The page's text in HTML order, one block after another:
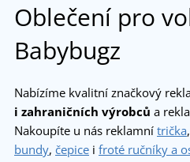
Oblečení pro
Babybugz
Nabízíme kvalitní značkový
i zahraničních výrobců a
Nakoupíte u nás reklamní trička,
bundy, čepice i froté ručníky a